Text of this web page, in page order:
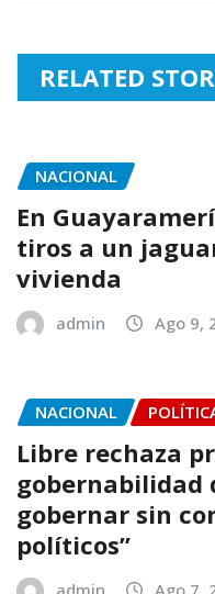
RELATED
NACIONAL
En
tiros a un
vivienda
admin Ago 9,
NACIONAL
Libre rechaza
gobernabilidad
gobernar sin
políticos”
admin Ago 7,